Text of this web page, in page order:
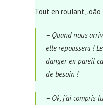
Tout en roulant,
– Quand nous
elle repoussera !
danger en pareil
de besoin !
– Ok, j’ai compris